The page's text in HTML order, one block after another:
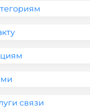
связи